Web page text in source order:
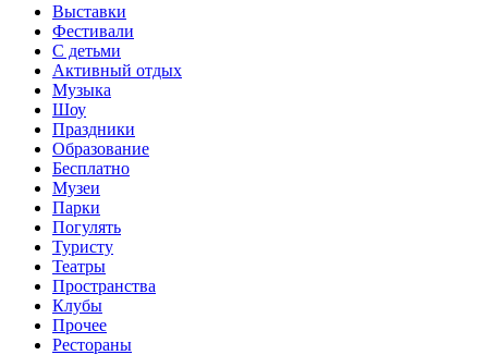
Выставки
Фестивали
С детьми
Активный отдых
Музыка
Шоу
Праздники
Образование
Бесплатно
Музеи
Парки
Погулять
Туристу
Театры
Пространства
Клубы
Прочее
Рестораны